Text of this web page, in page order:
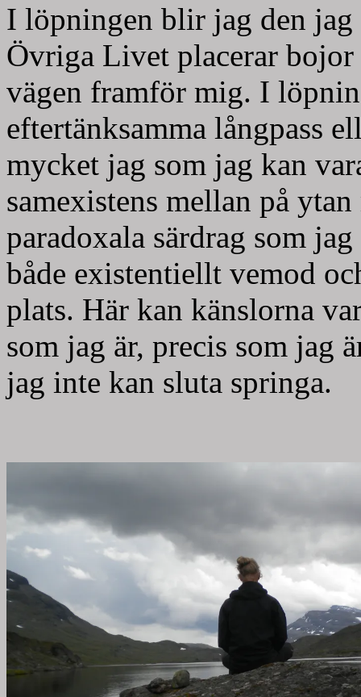
I löpningen blir jag den
Övriga Livet placerar
vägen framför mig. I
eftertänksamma långpass
mycket jag som jag kan
samexistens mellan på
paradoxala särdrag som
både existentiellt vemod
plats. Här kan känslorna
som jag är, precis som jag
jag inte kan sluta springa.